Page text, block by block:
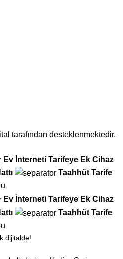
tarafından desteklenmektedir.
Ev İnterneti Tarifeye Ek Cihaz
Taahhüt Tarife
Ev İnterneti Tarifeye Ek Cihaz
Taahhüt Tarife
dijitalde!